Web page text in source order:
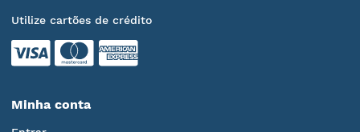
Utilize cartões de crédito
Minha conta